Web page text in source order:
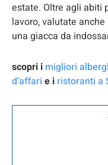
estate. Oltre agli abiti
lavoro, valutate
una giacca da
scopri i migliori
d’affari e i ristoranti a